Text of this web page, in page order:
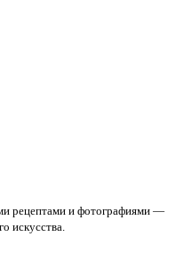
рецептами и фотографиями —
искусства.